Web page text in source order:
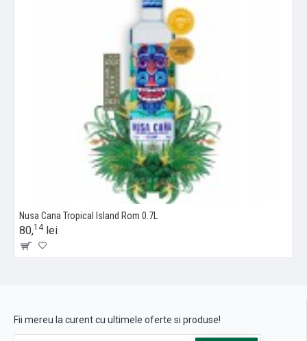
Nusa Cana Tropical Island Rom 0.7L
80,14lei
Fii mereu la curent cu ultimele oferte si produse!